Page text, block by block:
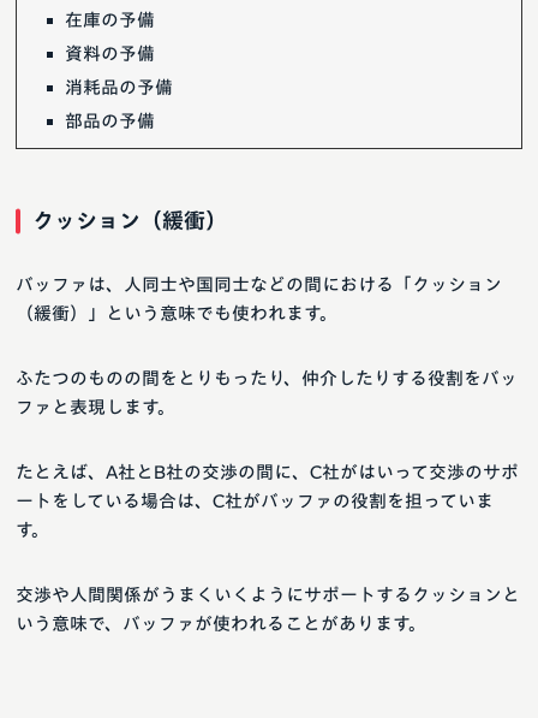
在庫の予備
資料の予備
消耗品の予備
部品の予備
クッション（緩衝）
バッファは、人同士や国同士などの間における「クッション
（緩衝）」という意味でも使われます。
ふたつのものの間をとりもったり、仲介したりする役割をバッ
ファと表現します。
たとえば、A社とB社の交渉の間に、C社がはいって交渉のサポ
ートをしている場合は、C社がバッファの役割を担っていま
す。
交渉や人間関係がうまくいくようにサポートするクッションと
いう意味で、バッファが使われることがあります。